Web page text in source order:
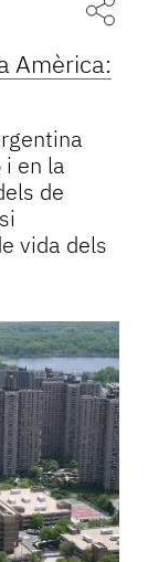
Amèrica:
i en la
de
vida dels